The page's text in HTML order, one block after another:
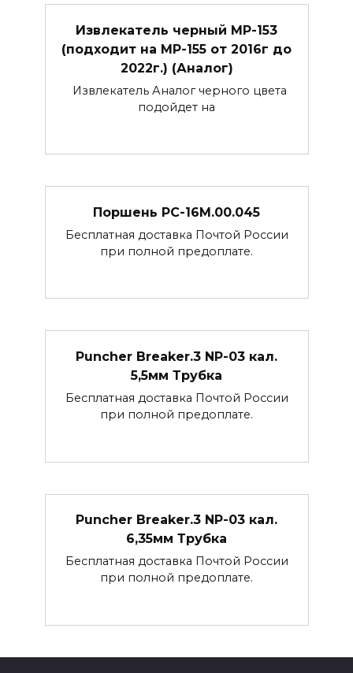
Извлекатель черный МР-153
(подходит на МР-155 от 2016г до
2022г.) (Аналог)
Извлекатель Аналог черного цвета
подойдет на
Поршень РС-16М.00.045
Бесплатная доставка Почтой России
при полной предоплате.
Puncher Breaker.3 NP-03 кал.
5,5мм Трубка
Бесплатная доставка Почтой России
при полной предоплате.
Puncher Breaker.3 NP-03 кал.
6,35мм Трубка
Бесплатная доставка Почтой России
при полной предоплате.